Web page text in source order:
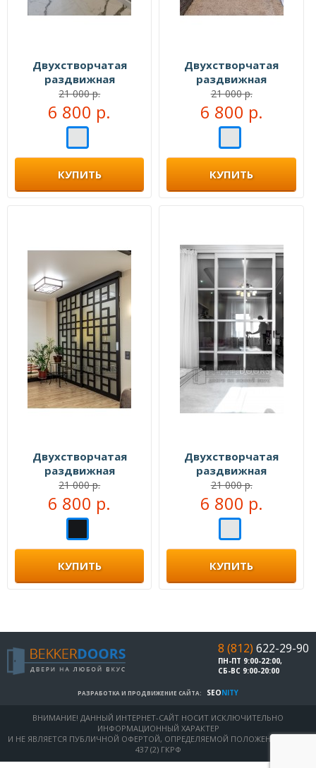
Двухстворчатая
раздвижная
перегородка №109555
21 000 р.
6 800 р.
КУПИТЬ
Двухстворчатая
раздвижная
перегородка №109999
21 000 р.
6 800 р.
КУПИТЬ
Двухстворчатая
раздвижная
перегородка №104333
21 000 р.
6 800 р.
КУПИТЬ
Двухстворчатая
раздвижная
перегородка №104999
21 000 р.
6 800 р.
КУПИТЬ
8 (812) 622-29-90
ПН-ПТ 9:00-22:00,
СБ-ВС 9:00-20:00
РАЗРАБОТКА И ПРОДВИЖЕНИЕ САЙТА: SEONITY
ВНИМАНИЕ! ДАННЫЙ ИНТЕРНЕТ-САЙТ НОСИТ ИСКЛЮЧИТЕЛЬНО
ИНФОРМАЦИОННЫЙ ХАРАКТЕР
И НЕ ЯВЛЯЕТСЯ ПУБЛИЧНОЙ ОФЕРТОЙ, ОПРЕДЕЛЯЕМОЙ ПОЛОЖЕНИЯМИ СТ.
437 (2) ГКРФ